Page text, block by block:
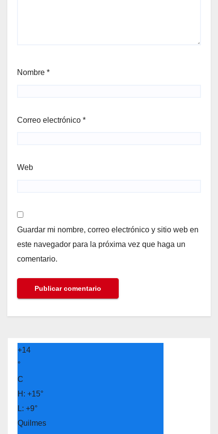
Nombre *
Correo electrónico *
Web
Guardar mi nombre, correo electrónico y sitio web en
este navegador para la próxima vez que haga un
comentario.
+14
°
C
H: +15°
L: +9°
Quilmes